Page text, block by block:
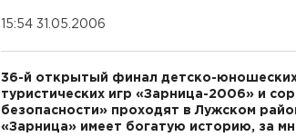
15:54 31.05.2006
36-й открытый финал детско-
туристических игр «Зарница-2006» и
безопасности» проходят в Лужском
«Зарница» имеет богатую историю, за